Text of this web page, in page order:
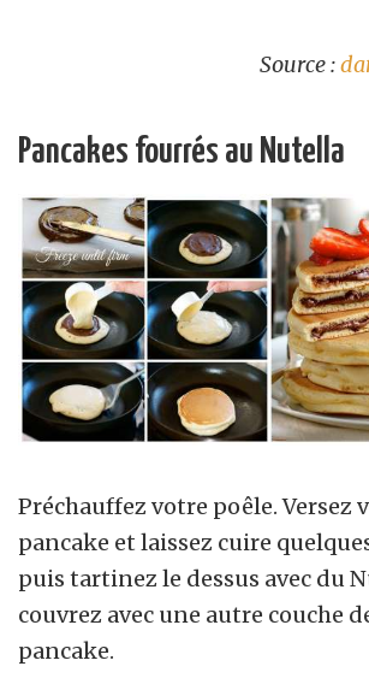
Source :
Pancakes fourrés au Nutella
Préchauffez votre poêle. Versez
pancake et laissez cuire
puis tartinez le dessus avec du
couvrez avec une autre couche
pancake.